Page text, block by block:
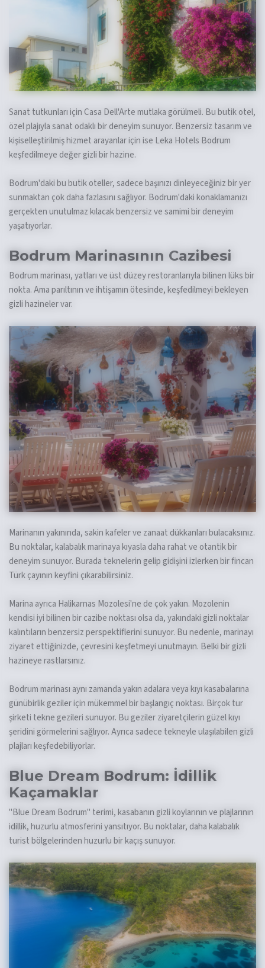
Sanat tutkunları için Casa Dell'Arte mutlaka görülmeli. Bu butik otel,
özel plajıyla sanat odaklı bir deneyim sunuyor. Benzersiz tasarım ve
kişiselleştirilmiş hizmet arayanlar için ise Leka Hotels Bodrum
keşfedilmeye değer gizli bir hazine.
Bodrum'daki bu butik oteller, sadece başınızı dinleyeceğiniz bir yer
sunmaktan çok daha fazlasını sağlıyor. Bodrum'daki konaklamanızı
gerçekten unutulmaz kılacak benzersiz ve samimi bir deneyim
yaşatıyorlar.
Bodrum Marinasının Cazibesi
Bodrum marinası, yatları ve üst düzey restoranlarıyla bilinen lüks bir
nokta. Ama parıltının ve ihtişamın ötesinde, keşfedilmeyi bekleyen
gizli hazineler var.
Marinanın yakınında, sakin kafeler ve zanaat dükkanları bulacaksınız.
Bu noktalar, kalabalık marinaya kıyasla daha rahat ve otantik bir
deneyim sunuyor. Burada teknelerin gelip gidişini izlerken bir fincan
Türk çayının keyfini çıkarabilirsiniz.
Marina ayrıca Halikarnas Mozolesi'ne de çok yakın. Mozolenin
kendisi iyi bilinen bir cazibe noktası olsa da, yakındaki gizli noktalar
kalıntıların benzersiz perspektiflerini sunuyor. Bu nedenle, marinayı
ziyaret ettiğinizde, çevresini keşfetmeyi unutmayın. Belki bir gizli
hazineye rastlarsınız.
Bodrum marinası aynı zamanda yakın adalara veya kıyı kasabalarına
günübirlik geziler için mükemmel bir başlangıç noktası. Birçok tur
şirketi tekne gezileri sunuyor. Bu geziler ziyaretçilerin güzel kıyı
şeridini görmelerini sağlıyor. Ayrıca sadece tekneyle ulaşılabilen gizli
plajları keşfedebiliyorlar.
Blue Dream Bodrum: İdillik
Kaçamaklar
"Blue Dream Bodrum" terimi, kasabanın gizli koylarının ve plajlarının
idillik, huzurlu atmosferini yansıtıyor. Bu noktalar, daha kalabalık
turist bölgelerinden huzurlu bir kaçış sunuyor.